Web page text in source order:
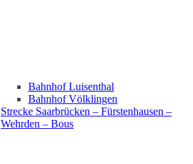
Bahnhof Luisenthal
Bahnhof Völklingen
Strecke Saarbrücken – Fürstenhausen –
Wehrden – Bous